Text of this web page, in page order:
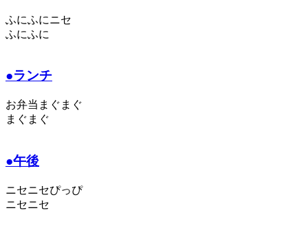
ふにふにニセ
ふにふに
●ランチ
お弁当まぐまぐ
まぐまぐ
●午後
ニセニセぴっぴ
ニセニセ